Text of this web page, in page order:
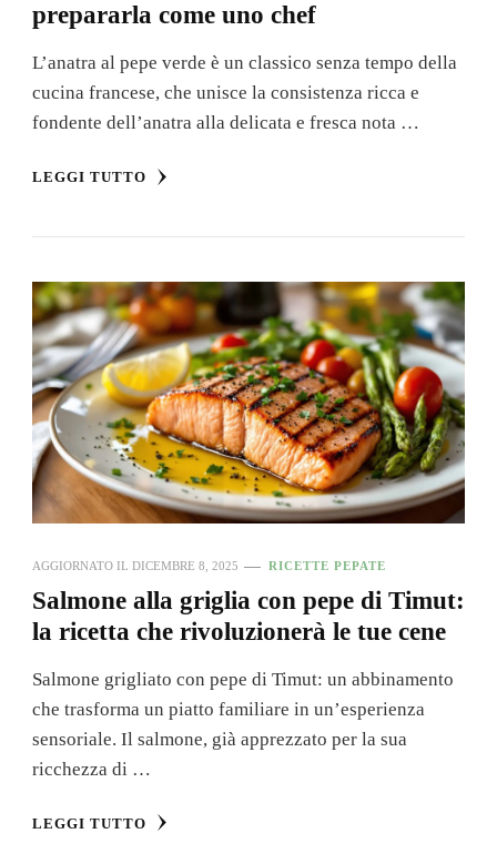
prepararla come uno chef
L’anatra al pepe verde è un classico senza tempo della
cucina francese, che unisce la consistenza ricca e
fondente dell’anatra alla delicata e fresca nota …
LEGGI TUTTO
AGGIORNATO IL DICEMBRE 8, 2025 RICETTE PEPATE
Salmone alla griglia con pepe di Timut:
la ricetta che rivoluzionerà le tue cene
Salmone grigliato con pepe di Timut: un abbinamento
che trasforma un piatto familiare in un’esperienza
sensoriale. Il salmone, già apprezzato per la sua
ricchezza di …
LEGGI TUTTO